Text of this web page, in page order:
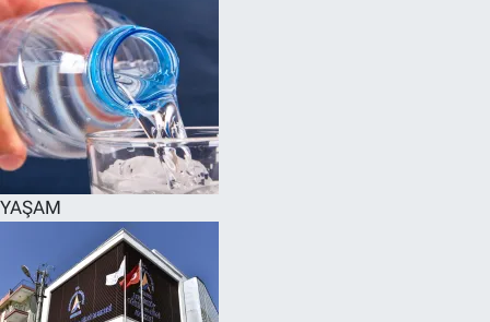
YAŞAM